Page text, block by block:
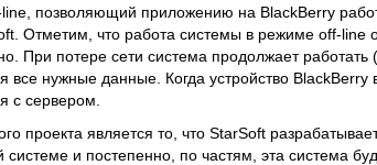
позволяющий приложению на BlackBerry
Отметим, что работа системы в режиме off-line
При потере сети система продолжает работать
все нужные данные. Когда устройство BlackBerry
с сервером.
проекта является то, что StarSoft
системе и постепенно, по частям, эта система